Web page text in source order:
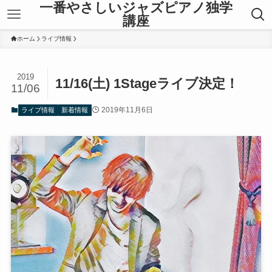
一番やさしいジャズピアノ独学
講座
ホーム ライブ情報
11/16(土) 1Stageライブ決定！
2019
11/06
ライブ情報 新着情報 2019年11月6日